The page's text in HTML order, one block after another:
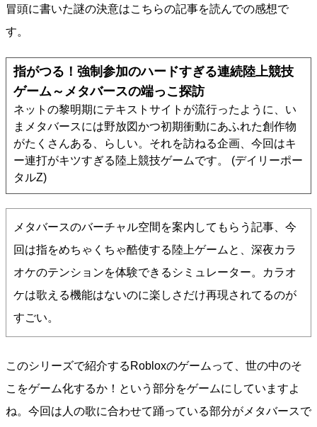
冒頭に書いた謎の決意はこちらの記事を読んでの感想で
す。
指がつる！強制参加のハードすぎる連続陸上競技
ゲーム～メタバースの端っこ探訪
ネットの黎明期にテキストサイトが流行ったように、い
まメタバースには野放図かつ初期衝動にあふれた創作物
がたくさんある、らしい。それを訪ねる企画、今回はキ
ー連打がキツすぎる陸上競技ゲームです。 (デイリーポー
タルZ)
メタバースのバーチャル空間を案内してもらう記事、今
回は指をめちゃくちゃ酷使する陸上ゲームと、深夜カラ
オケのテンションを体験できるシミュレーター。カラオ
ケは歌える機能はないのに楽しさだけ再現されてるのが
すごい。
このシリーズで紹介するRobloxのゲームって、世の中のそ
こをゲーム化するか！という部分をゲームにしていますよ
ね。今回は人の歌に合わせて踊っている部分がメタバースで